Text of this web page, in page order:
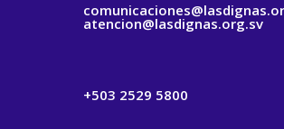
atencion@lasdignas.org.sv
+503 2529 5800